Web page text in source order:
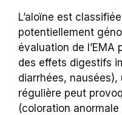
L’aloïne est
potentiellement
évaluation de l’EMA
des effets digestifs
diarrhées,
régulière peut
(coloration